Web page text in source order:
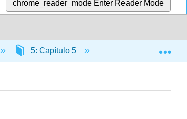
chrome_reader_mode Enter Reader Mode
5: Capítulo 5 5.10: Gramática-